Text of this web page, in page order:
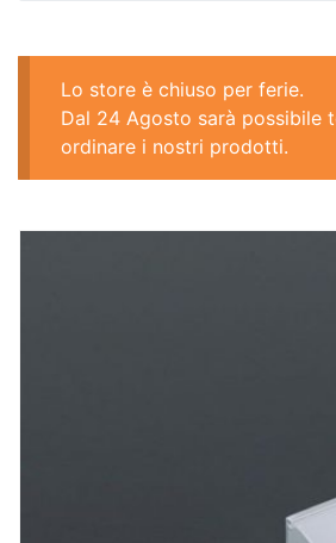
Lo store è chiuso per ferie.
Dal 24 Agosto sarà possibile
ordinare i nostri prodotti.